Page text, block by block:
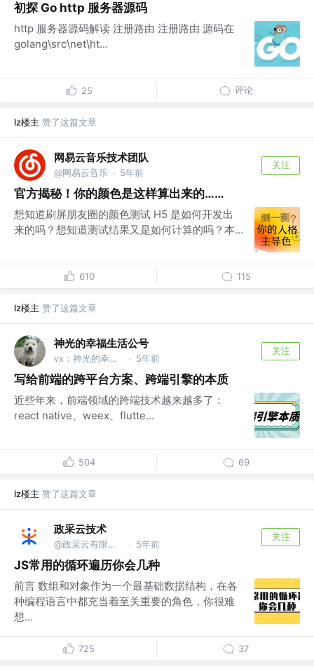
初探 Go http 服务器源码
http 服务器源码解读 注册路由 注册路由 源码在
golang\src\net\ht...
25 评论
lz楼主 赞了这篇文章
网易云音乐技术团队
@网易云音乐 · 5年前
关注
官方揭秘！你的颜色是这样算出来的……
想知道刷屏朋友圈的颜色测试 H5 是如何开发出
来的吗？想知道测试结果又是如何计算的吗？本...
610 115
lz楼主 赞了这篇文章
神光的幸福生活公号
vx：神光的幸福生活 · 5年前
关注
写给前端的跨平台方案、跨端引擎的本质
近些年来，前端领域的跨端技术越来越多了：
react native、weex、flutte...
504 69
lz楼主 赞了这篇文章
政采云技术
@政采云有限公司@政采云技术 · 5年前
关注
JS常用的循环遍历你会几种
前言 数组和对象作为一个最基础数据结构，在各
种编程语言中都充当着至关重要的角色，你很难
想...
725 37